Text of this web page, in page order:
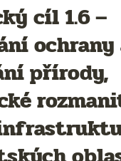
cíl 1.6 –
ochrany
přírody,